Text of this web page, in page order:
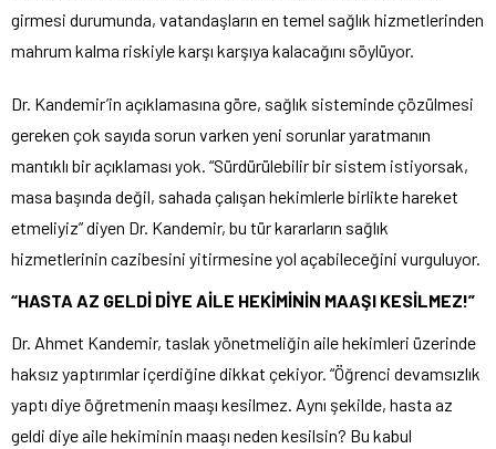
girmesi durumunda, vatandaşların en temel sağlık hizmetlerinden
mahrum kalma riskiyle karşı karşıya kalacağını söylüyor.
Dr. Kandemir’in açıklamasına göre, sağlık sisteminde çözülmesi
gereken çok sayıda sorun varken yeni sorunlar yaratmanın
mantıklı bir açıklaması yok. “Sürdürülebilir bir sistem istiyorsak,
masa başında değil, sahada çalışan hekimlerle birlikte hareket
etmeliyiz” diyen Dr. Kandemir, bu tür kararların sağlık
hizmetlerinin cazibesini yitirmesine yol açabileceğini vurguluyor.
“HASTA AZ GELDİ DİYE AİLE HEKİMİNİN MAAŞI KESİLMEZ!”
Dr. Ahmet Kandemir, taslak yönetmeliğin aile hekimleri üzerinde
haksız yaptırımlar içerdiğine dikkat çekiyor. “Öğrenci devamsızlık
yaptı diye öğretmenin maaşı kesilmez. Aynı şekilde, hasta az
geldi diye aile hekiminin maaşı neden kesilsin? Bu kabul